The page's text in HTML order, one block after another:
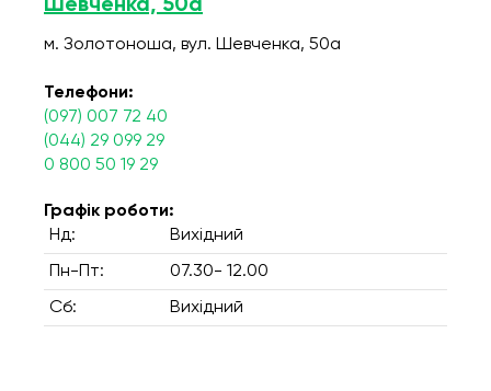
Шевченка, 50а
м. Золотоноша, вул. Шевченка, 50а
Телефони:
(097) 007 72 40
(044) 29 099 29
0 800 50 19 29
Графік роботи:
Нд:
Вихідний
Пн-Пт: 07.30- 12.00
Сб: Вихідний